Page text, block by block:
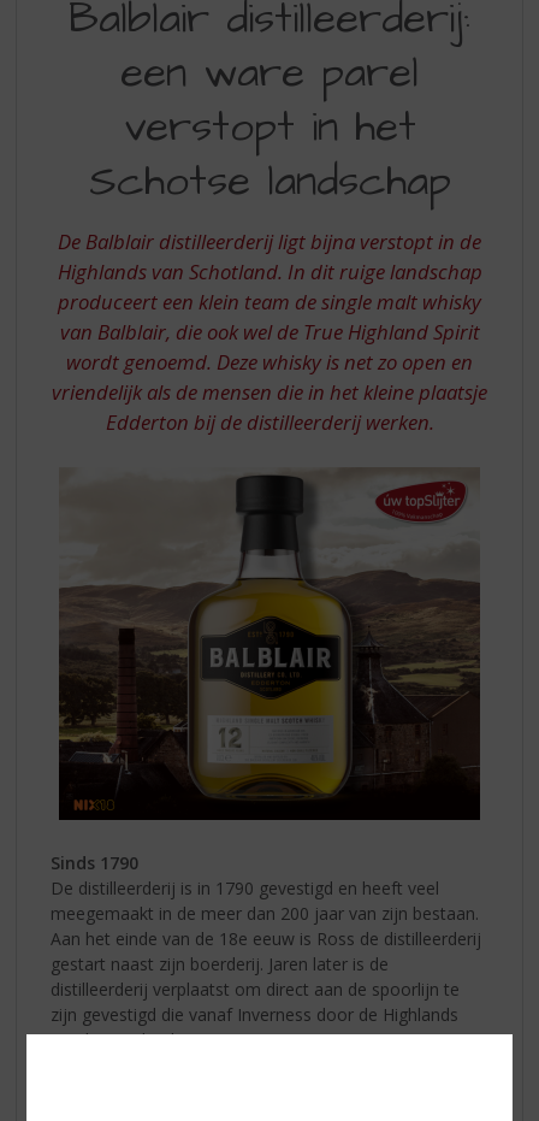
DISTILLEERDERIJ
PAREL
VERSTOPT
HET
SCHOTSE
LANDSCHAP
Balblair distilleerderij:
een ware parel
verstopt in het
Schotse landschap
De Balblair distilleerderij ligt bijna verstopt in de
Highlands van Schotland. In dit ruige landschap
produceert een klein team de single malt whisky
van Balblair, die ook wel de True Highland Spirit
wordt genoemd. Deze whisky is net zo open en
vriendelijk als de mensen die in het kleine plaatsje
Edderton bij de distilleerderij werken.
Sinds 1790
De distilleerderij is in 1790 gevestigd en heeft veel
meegemaakt in de meer dan 200 jaar van zijn bestaan.
Aan het einde van de 18e eeuw is Ross de distilleerderij
gestart naast zijn boerderij. Jaren later is de
distilleerderij verplaatst om direct aan de spoorlijn te
zijn gevestigd die vanaf Inverness door de Highlands
werd aangelegd.